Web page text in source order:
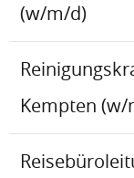
(w/m/d)
Kempten (w/